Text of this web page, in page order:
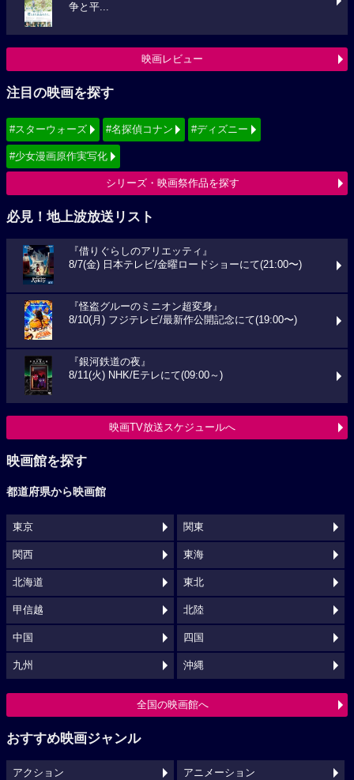
争と平...
映画レビュー
注目の映画を探す
#スターウォーズ #名探偵コナン #ディズニー
#少女漫画原作実写化
シリーズ・映画祭作品を探す
必見！地上波放送リスト
『借りぐらしのアリエッティ』
8/7(金) 日本テレビ/金曜ロードショーにて(21:00〜)
『怪盗グルーのミニオン超変身』
8/10(月) フジテレビ/最新作公開記念にて(19:00〜)
『銀河鉄道の夜』
8/11(火) NHK/Eテレにて(09:00～)
映画TV放送スケジュールへ
映画館を探す
都道府県から映画館
東京 関東
関西 東海
北海道 東北
甲信越 北陸
中国 四国
九州 沖縄
全国の映画館へ
おすすめ映画ジャンル
アクション アニメーション